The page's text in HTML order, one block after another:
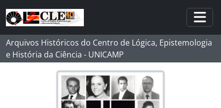
Skip to main content
Arquivos Históricos do Centro de Lógica, Epistemologia
e História da Ciência - UNICAMP